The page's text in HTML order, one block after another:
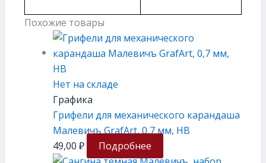
Похожие товары
Нет на складе
Графика
Грифели для механического карандаша
Малевичъ GrafArt, 0,7 мм, HB
49,00 ₽ Подробнее